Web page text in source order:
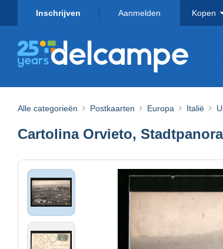
Inschrijven Aanmelden Kopen
Alle categorieën Postkaarten Europa Italië
Cartolina Orvieto,